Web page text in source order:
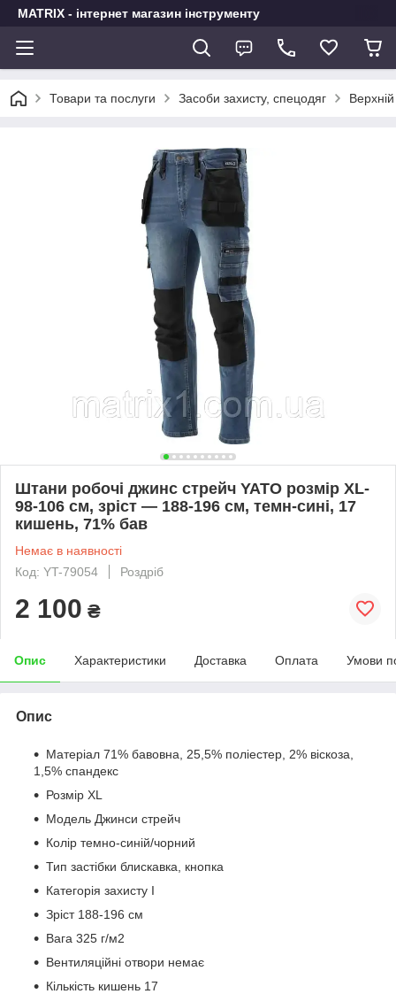
MATRIX - інтернет магазин інструменту
Товари та послуги Засоби захисту, спецодяг
Штани робочі джинс стрейч YATO розмір XL-
98-106 см, зріст — 188-196 см, темн-сині, 17
кишень, 71% бав
Немає в наявності
Код: YT-79054
Роздріб
2 100 ₴
Опис Характеристики Доставка Оплата Умови
Опис
Матеріал 71% бавовна, 25,5% поліестер, 2% віскоза,
1,5% спандекс
Розмір XL
Модель Джинси стрейч
Колір темно-синій/чорний
Тип застібки блискавка, кнопка
Категорія захисту I
Зріст 188-196 см
Вага 325 г/м2
Вентиляційні отвори немає
Кількість кишень 17